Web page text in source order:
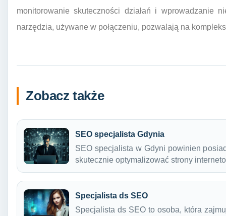
monitorowanie skuteczności działań i wprowadzanie
narzędzia, używane w połączeniu, pozwalają na
Zobacz także
SEO specjalista Gdynia
SEO specjalista w Gdyni powinien
skutecznie optymalizować strony
Specjalista ds SEO
Specjalista ds SEO to osoba, która